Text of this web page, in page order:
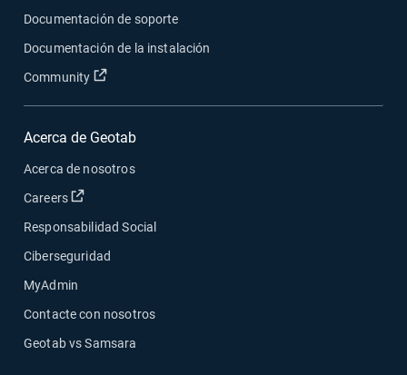
Documentación de soporte
Documentación de la instalación
Community
Abrir en una nueva ventana
Acerca de Geotab
Acerca de nosotros
Careers
Abrir en una nueva ventana
Responsabilidad Social
Ciberseguridad
MyAdmin
Contacte con nosotros
Geotab vs Samsara